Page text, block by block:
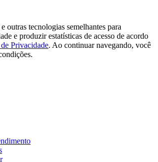
outras tecnologias semelhantes para
e produzir estatísticas de acesso de acordo
Privacidade. Ao continuar navegando, você